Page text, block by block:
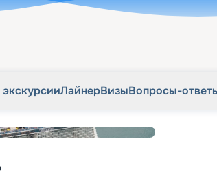
ЛайнерВизыВопросы-